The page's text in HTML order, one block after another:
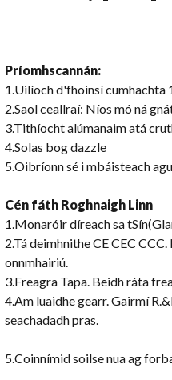
Príomhscannán:
1.Uilíoch d'fhoinsí cumhachta
2.Saol ceallraí: Níos mó ná
3.Tithíocht alúmanaim atá
4.Solas bog dazzle
5.Oibríonn sé i mbáisteach
Cén fáth Roghnaigh Linn
1.Monaróir díreach sa
2.Tá deimhnithe CE CEC
onnmhairiú.
3.Freagra Tapa. Beidh ráta
4.Am luaidhe gearr. Gairmí
seachadadh pras.
5.Coinnímid soilse nua ag